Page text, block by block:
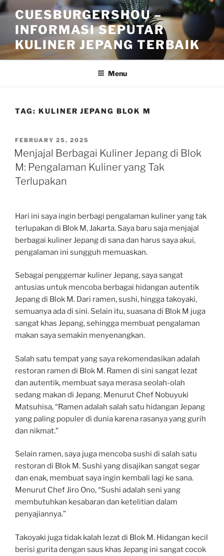
Skip
to
content
CUESBURGERSHOU –
INFORMASI SEPUTAR
KULINER JEPANG TERBAIK
Menu
TAG: KULINER JEPANG BLOK M
POSTED
ON
FEBRUARY 25, 2025
Menjajal Berbagai Kuliner Jepang di Blok
M: Pengalaman Kuliner yang Tak
Terlupakan
Hari ini saya ingin berbagi pengalaman kuliner yang tak
terlupakan di Blok M, Jakarta. Saya baru saja menjajal
berbagai kuliner Jepang di sana dan harus saya akui,
pengalaman ini sungguh memuaskan.
Sebagai penggemar kuliner Jepang, saya sangat
antusias untuk mencoba berbagai hidangan autentik
Jepang di Blok M. Dari ramen, sushi, hingga takoyaki,
semuanya ada di sini. Selain itu, suasana di Blok M juga
sangat khas Jepang, sehingga membuat pengalaman
makan saya semakin menyenangkan.
Salah satu tempat yang saya rekomendasikan adalah
restoran ramen di Blok M. Ramen di sini sangat lezat
dan autentik, membuat saya merasa seolah-olah
sedang makan di Jepang. Menurut Chef Nobuyuki
Matsuhisa, “Ramen adalah salah satu hidangan Jepang
yang paling populer di dunia karena rasanya yang gurih
dan nikmat.”
Selain ramen, saya juga mencoba sushi di salah satu
restoran di Blok M. Sushi yang disajikan sangat segar
dan enak, membuat saya ingin kembali lagi ke sana.
Menurut Chef Jiro Ono, “Sushi adalah seni yang
membutuhkan kesabaran dan ketelitian dalam
penyajiannya.”
Takoyaki juga tidak kalah lezat di Blok M. Hidangan kecil
berisi gurita dengan saus khas Jepang ini sangat cocok